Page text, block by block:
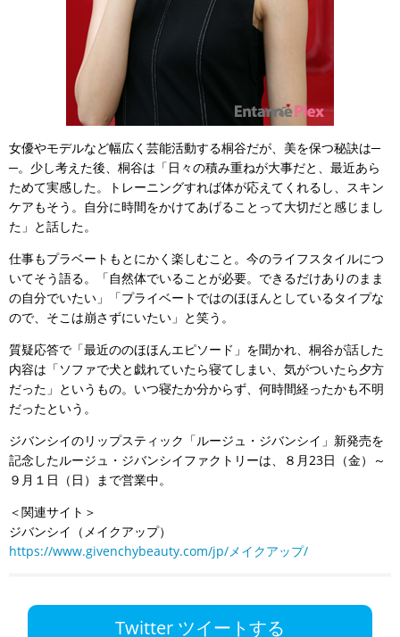
女優やモデルなど幅広く芸能活動する桐谷だが、美を保つ秘訣は─
─。少し考えた後、桐谷は「日々の積み重ねが大事だと、最近あら
ためて実感した。トレーニングすれば体が応えてくれるし、スキン
ケアもそう。自分に時間をかけてあげることって大切だと感じまし
た」と話した。
仕事もプラベートもとにかく楽しむこと。今のライフスタイルにつ
いてそう語る。「自然体でいることが必要。できるだけありのまま
の自分でいたい」「プライベートではのほほんとしているタイプな
ので、そこは崩さずにいたい」と笑う。
質疑応答で「最近ののほほんエピソード」を聞かれ、桐谷が話した
内容は「ソファで犬と戯れていたら寝てしまい、気がついたら夕方
だった」というもの。いつ寝たか分からず、何時間経ったかも不明
だったという。
ジバンシイのリップスティック「ルージュ・ジバンシイ」新発売を
記念したルージュ・ジバンシイファクトリーは、８月23日（金）～
９月１日（日）まで営業中。
＜関連サイト＞
ジバンシイ（メイクアップ）
https://www.givenchybeauty.com/jp/メイクアップ/
Twitter ツイートする